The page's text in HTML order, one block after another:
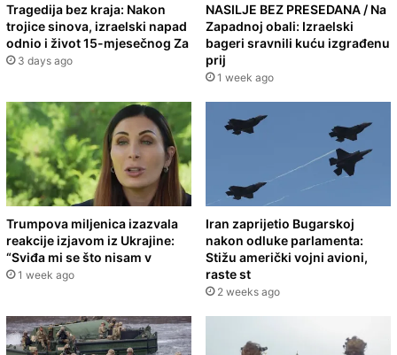
Tragedija bez kraja: Nakon
trojice sinova, izraelski napad
odnio i život 15-mjesečnog Za
3 days ago
NASILJE BEZ PRESEDANA / Na
Zapadnoj obali: Izraelski
bageri sravnili kuću izgrađenu
prij
1 week ago
Trumpova miljenica izazvala
reakcije izjavom iz Ukrajine:
“Sviđa mi se što nisam v
1 week ago
Iran zaprijetio Bugarskoj
nakon odluke parlamenta:
Stižu američki vojni avioni,
raste st
2 weeks ago